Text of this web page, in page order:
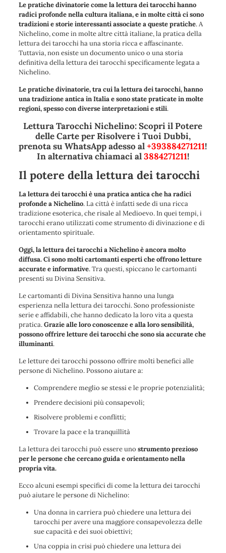
Le pratiche divinatorie come la lettura dei tarocchi hanno
radici profonde nella cultura italiana, e in molte città ci sono
tradizioni e storie interessanti associate a queste pratiche. A
Nichelino, come in molte altre città italiane, la pratica della
lettura dei tarocchi ha una storia ricca e affascinante.
Tuttavia, non esiste un documento unico o una storia
definitiva della lettura dei tarocchi specificamente legata a
Nichelino.
Le pratiche divinatorie, tra cui la lettura dei tarocchi, hanno
una tradizione antica in Italia e sono state praticate in molte
regioni, spesso con diverse interpretazioni e stili.
Lettura Tarocchi Nichelino: Scopri il Potere
delle Carte per Risolvere i Tuoi Dubbi,
prenota su WhatsApp adesso al+393884271211!
In alternativa chiamaci al3884271211!
Il potere della lettura dei tarocchi
La lettura dei tarocchi è una pratica antica che ha radici
profonde a Nichelino. La città è infatti sede di una ricca
tradizione esoterica, che risale al Medioevo. In quei tempi, i
tarocchi erano utilizzati come strumento di divinazione e di
orientamento spirituale.
Oggi, la lettura dei tarocchi a Nichelino è ancora molto
diffusa. Ci sono molti cartomanti esperti che offrono letture
accurate e informative. Tra questi, spiccano le cartomanti
presenti su Divina Sensitiva.
Le cartomanti di Divina Sensitiva hanno una lunga
esperienza nella lettura dei tarocchi. Sono professioniste
serie e affidabili, che hanno dedicato la loro vita a questa
pratica.Grazie alle loro conoscenze e alla loro sensibilità,
possono offrire letture dei tarocchi che sono sia accurate che
illuminanti.
Le letture dei tarocchi possono offrire molti benefici alle
persone di Nichelino. Possono aiutare a:
Comprendere meglio se stessi e le proprie potenzialità;
Prendere decisioni più consapevoli;
Risolvere problemi e conflitti;
Trovare la pace e la tranquillità
La lettura dei tarocchi può essere uno strumento prezioso
per le persone che cercano guida e orientamento nella
propria vita.
Ecco alcuni esempi specifici di come la lettura dei tarocchi
può aiutare le persone di Nichelino:
Una donna in carriera può chiedere una lettura dei
tarocchi per avere una maggiore consapevolezza delle
sue capacità e dei suoi obiettivi;
Una coppia in crisi può chiedere una lettura dei